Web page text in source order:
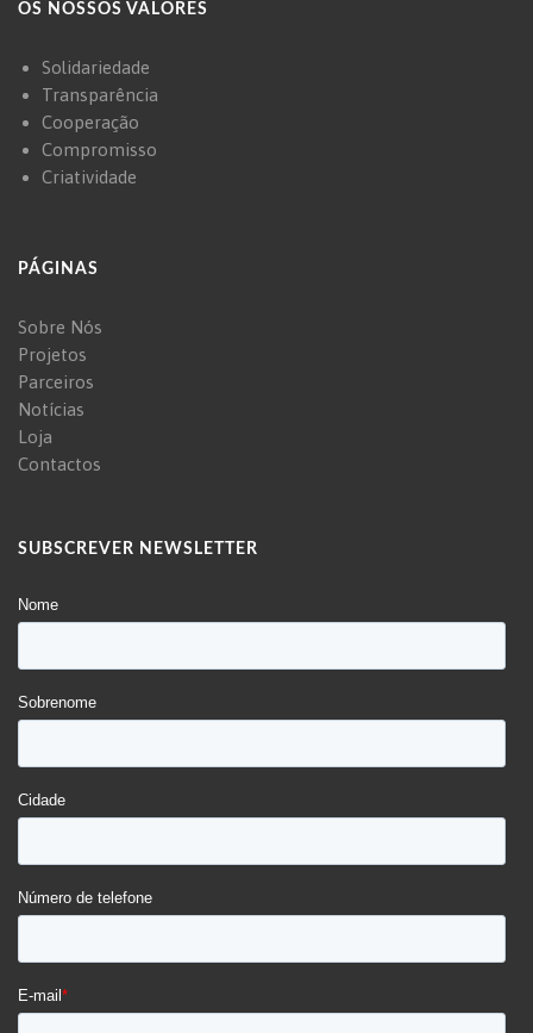
OS NOSSOS VALORES
Solidariedade
Transparência
Cooperação
Compromisso
Criatividade
PÁGINAS
Sobre Nós
Projetos
Parceiros
Notícias
Loja
Contactos
SUBSCREVER NEWSLETTER